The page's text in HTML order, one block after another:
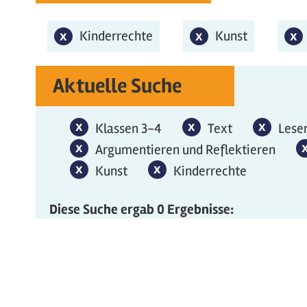
xKinderrechte-Filter entfernen
Kinderrechte xKunst-Filter
Kunst x
Aktuelle Suche
xKlassen 3-4-Filter entfernen
Klassen 3-4 xText-Filter
Text x
xArgumentieren und Reflektieren-
Argumentieren und Reflektieren
xKunst-Filter entfernen
Kunst xKinderrechte-Filter
Kinderrechte
Diese Suche ergab 0 Ergebnisse: